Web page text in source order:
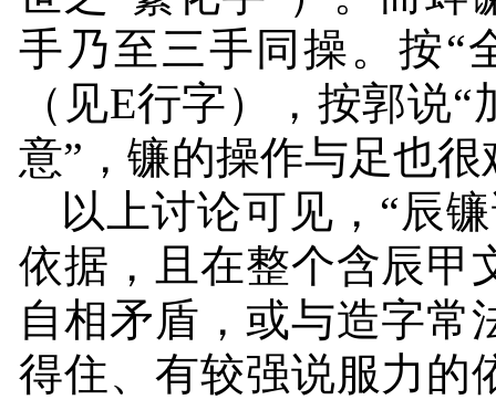
手乃至三手同操。按“
（见E行字），按郭说“
意”，镰的操作与足也
以上讨论可见，“辰
依据，且在整个含辰甲
自相矛盾，或与造字常
得住、有较强说服力的